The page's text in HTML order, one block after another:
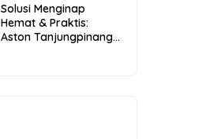
Solusi Menginap
Hemat & Praktis:
Aston Tanjungpinang